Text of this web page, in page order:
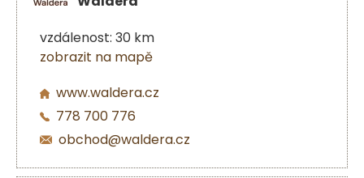
vzdálenost: 30 km
zobrazit na mapě
www.waldera.cz
778 700 776
obchod@waldera.cz